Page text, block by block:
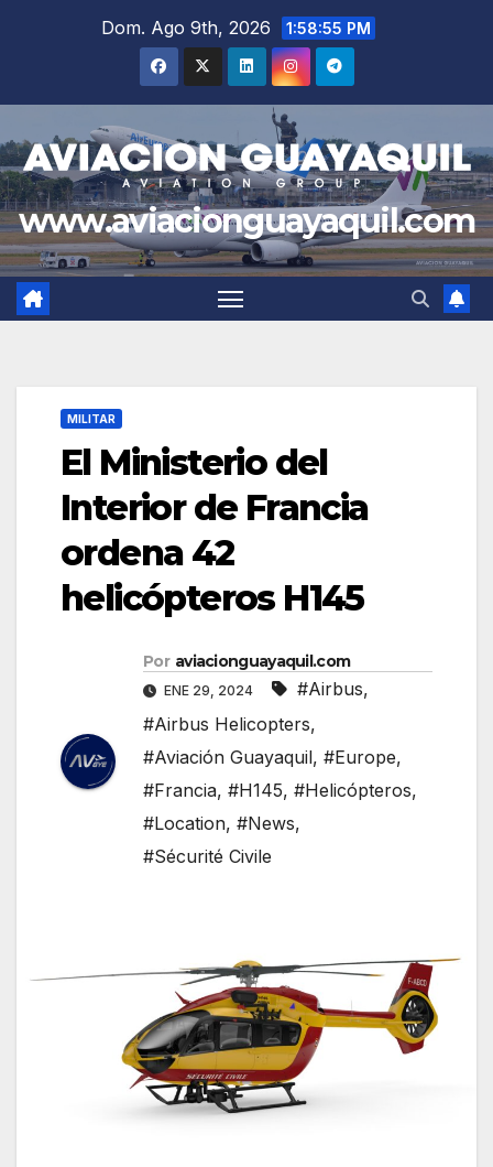
Dom. Ago 9th, 2026 1:58:56 PM
www.aviacionguayaquil.com
MILITAR
El Ministerio del
Interior de Francia
ordena 42
helicópteros H145
Por aviacionguayaquil.com
ENE 29, 2024 #Airbus,
#Airbus Helicopters,
#Aviación Guayaquil, #Europe,
#Francia, #H145, #Helicópteros,
#Location, #News,
#Sécurité Civile